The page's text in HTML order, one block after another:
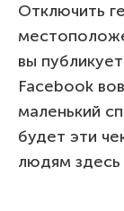
Отключить
вы
Facebook
маленький
будет эти
людям